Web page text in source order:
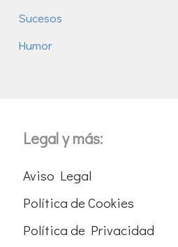
Sucesos
Humor
Legal y más:
Aviso Legal
Política de Cookies
Política de Privacidad